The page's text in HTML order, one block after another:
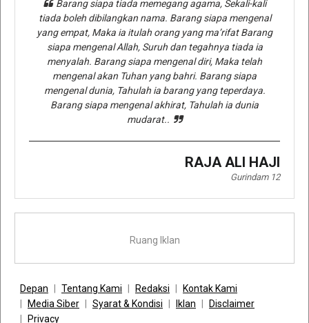
Barang siapa tiada memegang agama, Sekali-kali
tiada boleh dibilangkan nama. Barang siapa mengenal
yang empat, Maka ia itulah orang yang ma’rifat Barang
siapa mengenal Allah, Suruh dan tegahnya tiada ia
menyalah. Barang siapa mengenal diri, Maka telah
mengenal akan Tuhan yang bahri. Barang siapa
mengenal dunia, Tahulah ia barang yang teperdaya.
Barang siapa mengenal akhirat, Tahulah ia dunia
mudarat..
RAJA ALI HAJI
Gurindam 12
Ruang Iklan
Depan Tentang Kami Redaksi
Kontak Kami
Media Siber
Syarat & Kondisi Iklan
Disclaimer
Privacy